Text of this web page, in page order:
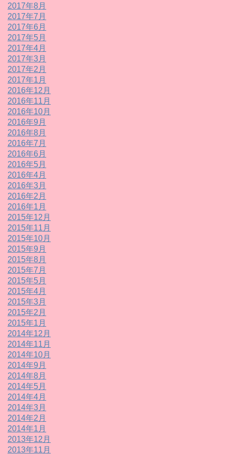
2017年8月
2017年7月
2017年6月
2017年5月
2017年4月
2017年3月
2017年2月
2017年1月
2016年12月
2016年11月
2016年10月
2016年9月
2016年8月
2016年7月
2016年6月
2016年5月
2016年4月
2016年3月
2016年2月
2016年1月
2015年12月
2015年11月
2015年10月
2015年9月
2015年8月
2015年7月
2015年5月
2015年4月
2015年3月
2015年2月
2015年1月
2014年12月
2014年11月
2014年10月
2014年9月
2014年8月
2014年5月
2014年4月
2014年3月
2014年2月
2014年1月
2013年12月
2013年11月